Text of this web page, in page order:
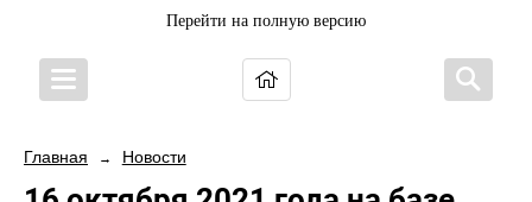
Перейти на полную версию
Главная → Новости